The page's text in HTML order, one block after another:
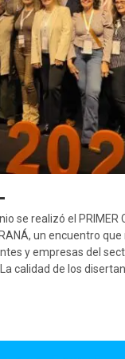
se realizó el PRIMER
un encuentro
y empresas del
calidad de los